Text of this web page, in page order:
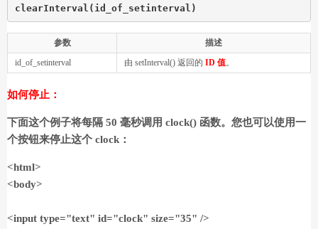
clearInterval(id_of_setinterval)
参数
描述
id_of_setinterval
由 setInterval() 返回的 ID 值。
如何停止：
下面这个例子将每隔 50 毫秒调用 clock() 函数。您也可以使用一
个按钮来停止这个 clock：
<html>
<body>
<input type="text" id="clock" size="35" />